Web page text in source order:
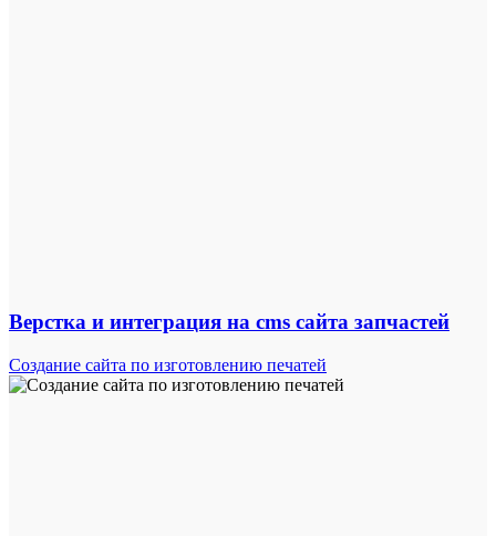
Верстка и интеграция на cms сайта запчастей
Создание сайта по изготовлению печатей